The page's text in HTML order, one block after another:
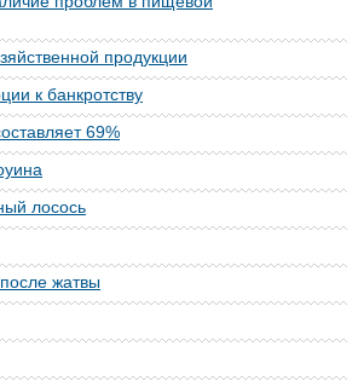
продукции
к банкротству
69%
лосось
жатвы